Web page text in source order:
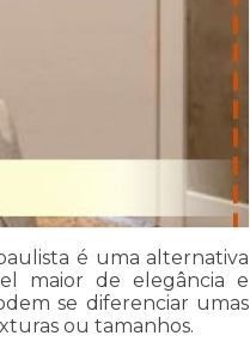
é uma alternativa
maior de elegância e
se diferenciar umas
ou tamanhos.